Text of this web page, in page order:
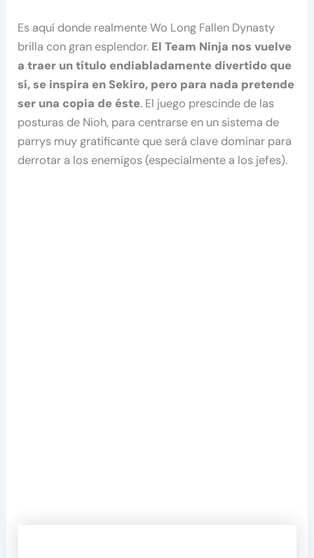
Es aquí donde realmente Wo Long Fallen Dynasty
brilla con gran esplendor. El Team Ninja nos vuelve
a traer un título endiabladamente divertido que
sí, se inspira en Sekiro, pero para nada pretende
ser una copia de éste. El juego prescinde de las
posturas de Nioh, para centrarse en un sistema de
parrys muy gratificante que será clave dominar para
derrotar a los enemigos (especialmente a los jefes).